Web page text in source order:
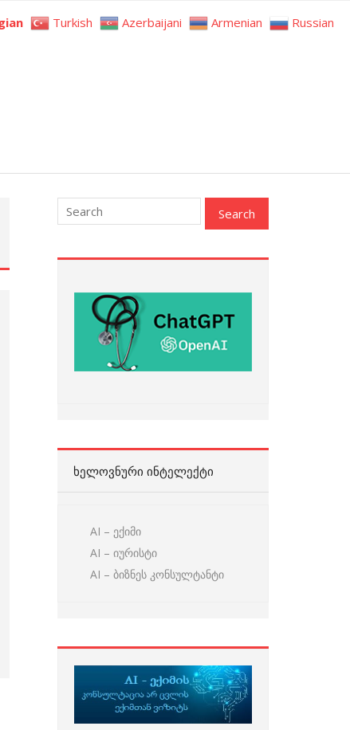
ᲮᲔᲚᲝᲕᲜᲣᲠᲘ ᲘᲜᲢᲔᲚᲔᲥᲢᲘ
AI – ექიმი
AI – იურისტი
AI – ბიზნეს კონსულტანტი
Turkish Azerbaijani Armenian Russian